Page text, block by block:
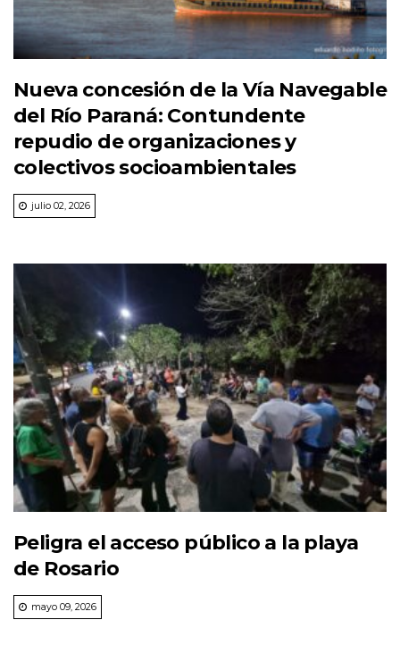
Nueva concesión de la Vía Navegable
del Río Paraná: Contundente
repudio de organizaciones y
colectivos socioambientales
julio 02, 2026
Peligra el acceso público a la playa
de Rosario
mayo 09, 2026